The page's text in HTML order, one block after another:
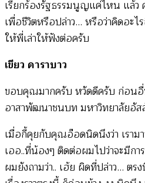
เรียกร้องรัฐธรรมนูญแค่ไหน แล้ว ค
เพื่อชีวิตหรือปล่าว… หรือว่าคิดอะ
ให้พี่เล่าให้ฟังต่อครับ
เขียว คาราบาว
ขอบคุณมากครับ หวัดดีครับ ก่อน
อาสาพัฒนาชนบท มหาวิทยาลัยอั
เมื่อกี้คุยกับคุณอ๊อดนิดนึงว่า เราม
เออ..ที่น้องๆ ติดต่อผมไปว่าจะมี
ผมยังถามว่า.. เฮ้ย ผิดที่ปล่าว… ต